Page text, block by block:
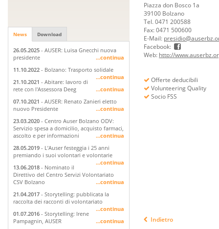
News Download
26.05.2025 - AUSER: Luisa Gnecchi nuova
presidente
...continua
11.10.2022 - Bolzano: Trasporto solidale
...continua
21.10.2021 - Abitare: lavoro di
rete con l'Assessora Deeg
...continua
07.10.2021 - AUSER: Renato Zanieri eletto
nuovo Presidente
...continua
23.03.2020 - Centro Auser Bolzano ODV:
Servizio spesa a domicilio, acquisto farmaci,
ascolto e per informazioni
...continua
28.05.2019 - L’Auser festeggia i 25 anni
premiando i suoi volontari e volontarie
...continua
13.06.2018 - Nominato il
Direttivo del Centro Servizi Volontariato
CSV Bolzano
...continua
21.04.2017 - Storytelling: pubblicata la
raccolta dei racconti di volontariato
...continua
01.07.2016 - Storytelling: Irene
Pampagnin, AUSER
...continua
Piazza don Bosco 1a
39100 Bolzano
Tel. 0471 200588
Fax: 0471 500600
E-Mail:
Facebook:
Web: http://
Offerte deducibili
Volunteering Quality
Socio FSS
Indietro